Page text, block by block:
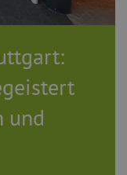
und